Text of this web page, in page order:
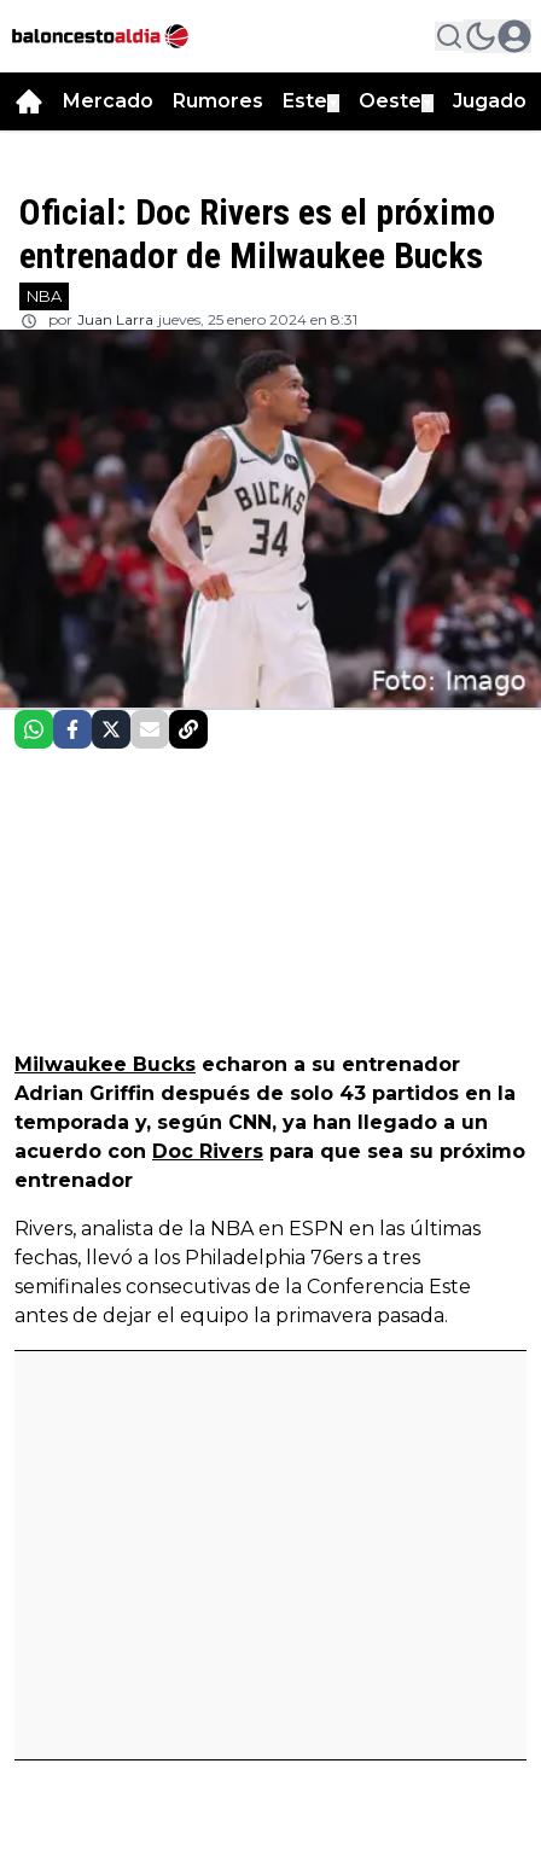
Mercado Rumores Este Oeste
Oficial: Doc Rivers es el próximo
entrenador de Milwaukee Bucks
NBA
por Juan Larra jueves, 25 enero 2024 en 8:31
Milwaukee Bucks echaron a su entrenador
Adrian Griffin después de solo 43 partidos en la
temporada y, según CNN, ya han llegado a un
acuerdo con Doc Rivers para que sea su próximo
entrenador
Rivers, analista de la NBA en ESPN en las últimas
fechas, llevó a los Philadelphia 76ers a tres
semifinales consecutivas de la Conferencia Este
antes de dejar el equipo la primavera pasada.